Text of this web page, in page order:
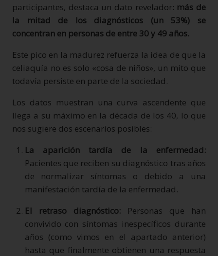
participantes, destaca un dato revelador: más de
la mitad de los diagnósticos (un 53%) se
concentran en personas de entre 30 y 49 años.
Este pico en la madurez refuerza la idea de que la
celiaquía no es solo «cosa de niños», un mito que
todavía persiste en parte de la sociedad.
Los datos muestran una curva ascendente que
llega a su máximo en la década de los 40, lo que
nos sugiere dos escenarios posibles:
La aparición tardía de la enfermedad:
Pacientes que reciben su diagnóstico tras años
de normalizar síntomas o debido a una
manifestación tardía de la enfermedad.
El retraso diagnóstico:Personas que han
convivido con síntomas inespecíficos durante
años (como vimos en el apartado anterior)
hasta que finalmente obtienen una respuesta